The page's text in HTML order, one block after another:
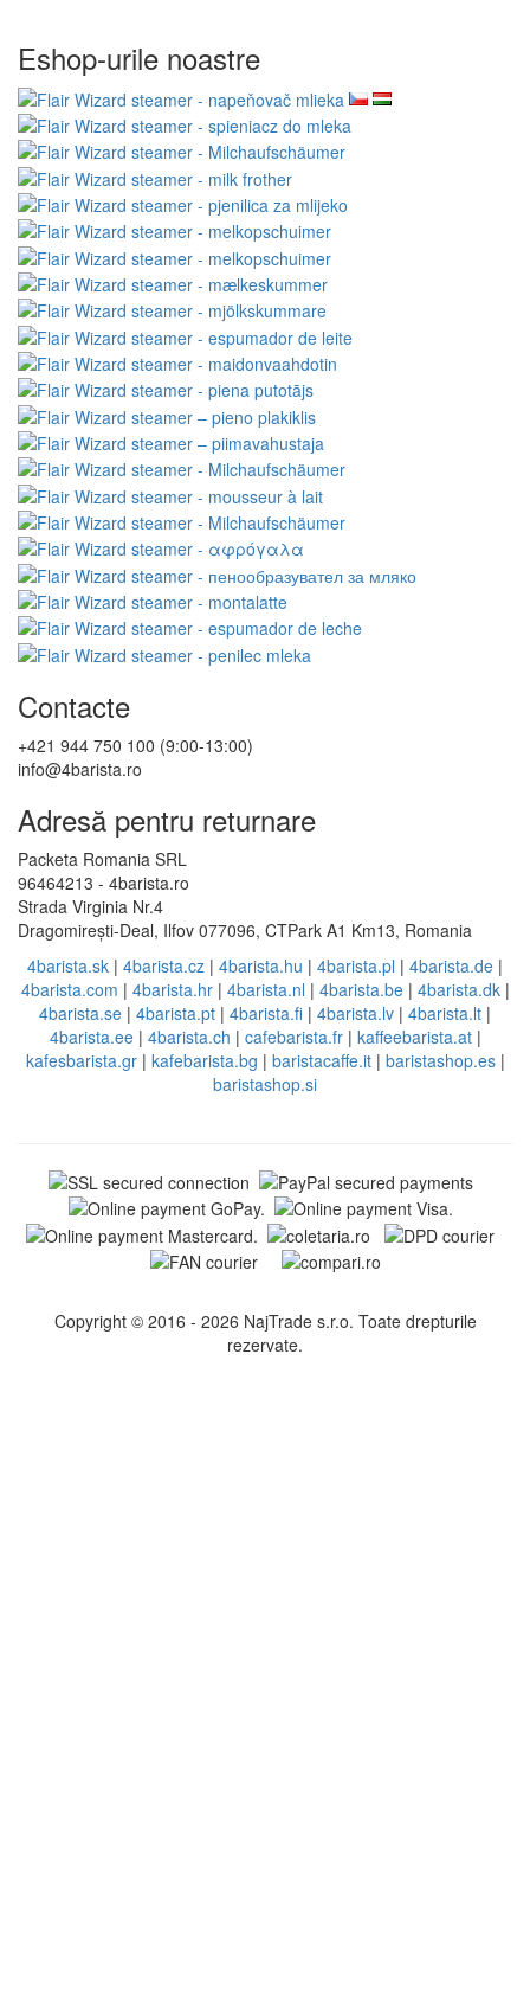
Eshop-urile noastre
Contacte
+421 944 750 100 (9:00-13:00)
info@4barista.ro
Adresă pentru returnare
Packeta Romania SRL
96464213 - 4barista.ro
Strada Virginia Nr.4
Dragomirești-Deal, Ilfov 077096, CTPark A1 Km13, Romania
4barista.sk | 4barista.cz | 4barista.hu | 4barista.pl | 4barista.de |
4barista.com | 4barista.hr| 4barista.nl | 4barista.be| 4barista.dk|
4barista.se | 4barista.pt | 4barista.fi | 4barista.lv | 4barista.lt |
4barista.ee| 4barista.ch | cafebarista.fr| kaffeebarista.at|
kafesbarista.gr| kafebarista.bg | baristacaffe.it| baristashop.es|
baristashop.si
Copyright © 2016 - 2026 NajTrade s.r.o. Toate drepturile
rezervate.